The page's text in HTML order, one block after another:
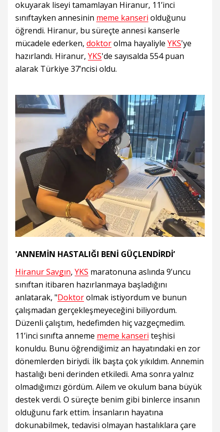
okuyarak liseyi tamamlayan Hiranur, 11’inci
sınıftayken annesinin meme kanseri olduğunu
öğrendi. Hiranur, bu süreçte annesi kanserle
mücadele ederken, doktorolma hayaliyle YKS'ye
hazırlandı. Hiranur, YKS'de sayısalda 554 puan
alarak Türkiye 37’ncisi oldu.
'ANNEMİN HASTALIĞI BENİ GÜÇLENDİRDİ’
Hiranur Savgın, YKS maratonuna aslında 9’uncu
sınıftan itibaren hazırlanmaya başladığını
anlatarak, "Doktorolmak istiyordum ve bunun
çalışmadan gerçekleşmeyeceğini biliyordum.
Düzenli çalıştım, hedefimden hiç vazgeçmedim.
11’inci sınıfta anneme meme kanseri teşhisi
konuldu. Bunu öğrendiğimiz an hayatındaki en zor
dönemlerden biriydi. İlk başta çok yıkıldım. Annemin
hastalığı beni derinden etkiledi. Ama sonra yalnız
olmadığımızı gördüm. Ailem ve okulum bana büyük
destek verdi. O süreçte benim gibi binlerce insanın
olduğunu fark ettim. İnsanların hayatına
dokunabilmek, tedavisi olmayan hastalıklara çare